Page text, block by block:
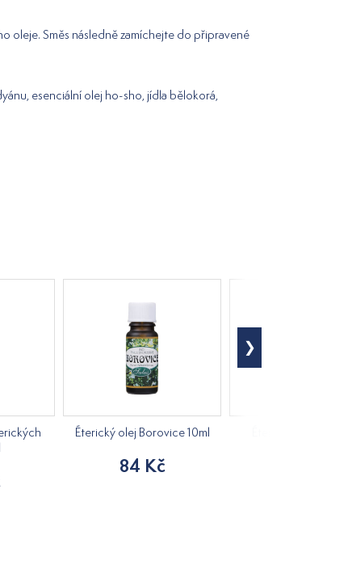
oleje. Směs následně zamíchejte do připravené
esenciální olej ho-sho, jídla bělokorá,
Éterický olej Borovice 10ml
84 Kč